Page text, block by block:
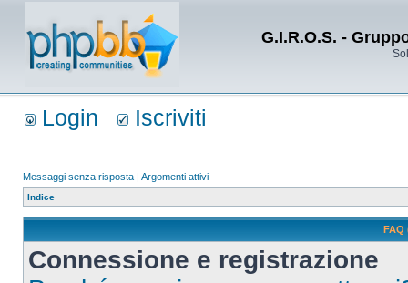
G.I.R.O.S. -
Login Iscriviti
Messaggi senza risposta | Argomenti attivi
Indice
FAQ
Connessione e registrazione